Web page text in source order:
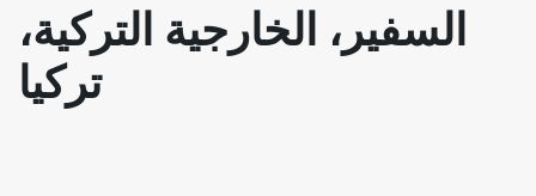
السفير، الخارجية التركية،
تركيا